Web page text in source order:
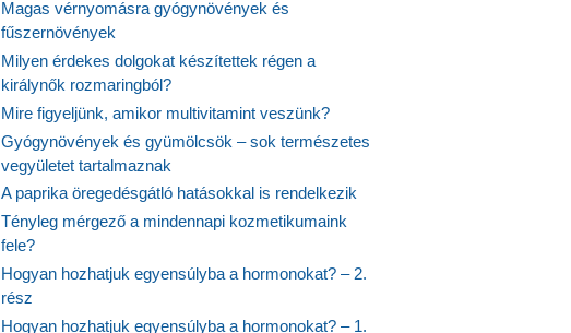
Magas vérnyomásra gyógynövények és
fűszernövények
Milyen érdekes dolgokat készítettek régen a
királynők rozmaringból?
Mire figyeljünk, amikor multivitamint veszünk?
Gyógynövények és gyümölcsök – sok természetes
vegyületet tartalmaznak
A paprika öregedésgátló hatásokkal is rendelkezik
Tényleg mérgező a mindennapi kozmetikumaink
fele?
Hogyan hozhatjuk egyensúlyba a hormonokat? – 2.
rész
Hogyan hozhatjuk egyensúlyba a hormonokat? – 1.